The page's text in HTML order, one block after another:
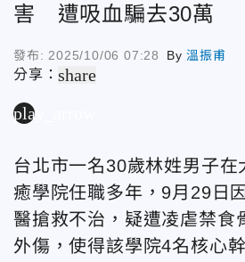
害 遭吸血騙去30萬
發布: 2025/10/06 07:28 By溫振甫
分享：share
play_arrow
台北市一名30歲林姓男子在
癒學院任職多年，9月29日
醫搶救不治，疑遭凌虐禁食
外傷，使得該學院4名核心